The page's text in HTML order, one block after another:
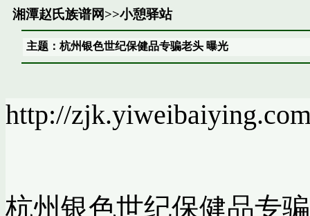
湘潭赵氏族谱网>>小憩驿站
主题：杭州银色世纪保健品专骗老头 曝光
http://
杭州银色世纪保健品专